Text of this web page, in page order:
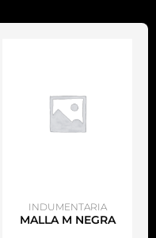
AÑADIR AL CARRITO
INDUMENTARIA
MALLA M NEGRA